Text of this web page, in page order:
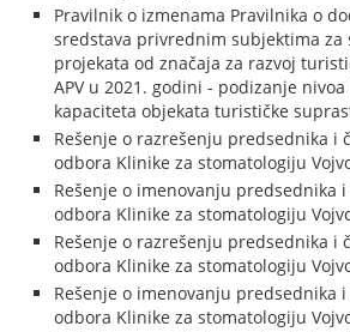
Pravilnik o izmenama Pravilnika o
sredstava privrednim subjektima za
projekata od značaja za razvoj
APV u 2021. godini - podizanje
kapaciteta objekata turističke
Rešenje o razrešenju predsednika i
odbora Klinike za stomatologiju
Rešenje o imenovanju predsednika
odbora Klinike za stomatologiju
Rešenje o razrešenju predsednika i
odbora Klinike za stomatologiju
Rešenje o imenovanju predsednika
odbora Klinike za stomatologiju